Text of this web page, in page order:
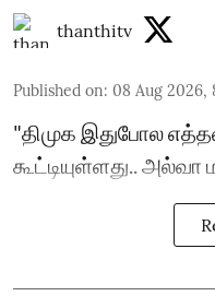
thanthitv
Published on: 08 Aug 2026,
"திமுக இதுபோல
கூட்டியுள்ளது.. அல்வா